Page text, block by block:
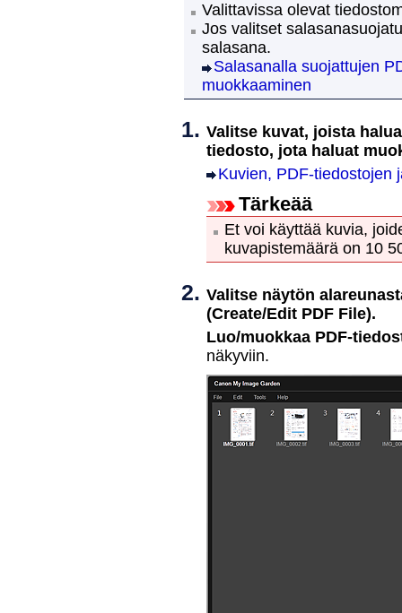
Valittavissa olevat
Jos valitset
salasana.
Salasanalla suojattujen
muokkaaminen
Valitse kuvat, joista
tiedosto, jota haluat
Kuvien, PDF-tiedostojen
Tärkeää
Et voi käyttää kuvia,
kuvapistemäärä on 10
Valitse näytön
(Create/Edit PDF File).
Luo/muokkaa PDF-
näkyviin.